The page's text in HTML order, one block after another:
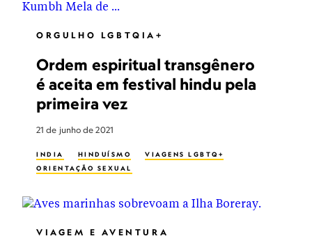
ORGULHO LGBTQIA+
Ordem espiritual transgênero
é aceita em festival hindu pela
primeira vez
21 de junho de 2021
INDIA HINDUÍSMO
VIAGENS LGBTQ+
ORIENTAÇÃO SEXUAL
VIAGEM E AVENTURA